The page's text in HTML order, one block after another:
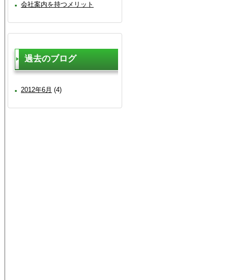
会社案内を持つメリット
過去のブログ
2012年6月 (4)